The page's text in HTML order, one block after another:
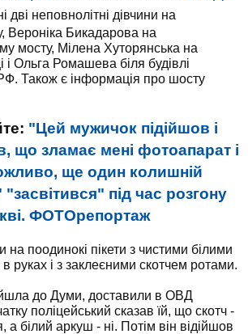
дві неповнолітні дівчини на
Вероніка Бикадарова на
мосту, Мілена Хуторянська на
і Ольга Ромашева біля будівлі
Також є інформація про шосту
"Цей мужичок підійшов і
що зламає мені фотоапарат і
ще один колишній
під час розгону
ФОТОрепортаж
на поодинокі пікети з чистими білими
руках і з заклеєними скотчем ротами.
до Думи, доставили в ОВД
поліцейський сказав їй, що скотч -
а білий аркуш - ні. Потім він відійшов